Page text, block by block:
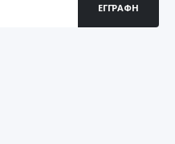
ΕΓΓΡΑΦΉ